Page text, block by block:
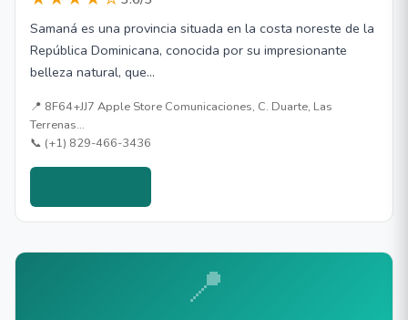
Samaná es una provincia situada en la costa noreste de la
República Dominicana, conocida por su impresionante
belleza natural, que…
📍 8F64+JJ7 Apple Store Comunicaciones, C. Duarte, Las
Terrenas…
📞 (+1) 829-466-3436
📍